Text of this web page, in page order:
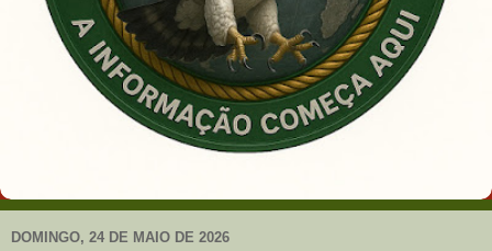
DOMINGO, 24 DE MAIO DE 2026